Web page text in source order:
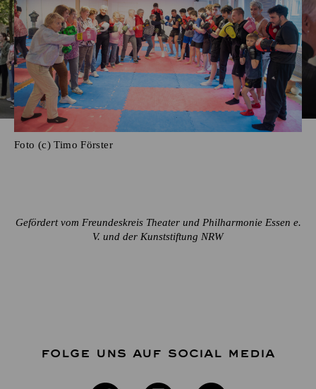
Foto (c) Timo Förster
Gefördert vom Freundeskreis Theater und Philharmonie Essen e.
V. und der Kunststiftung NRW
FOLGE UNS AUF SOCIAL MEDIA